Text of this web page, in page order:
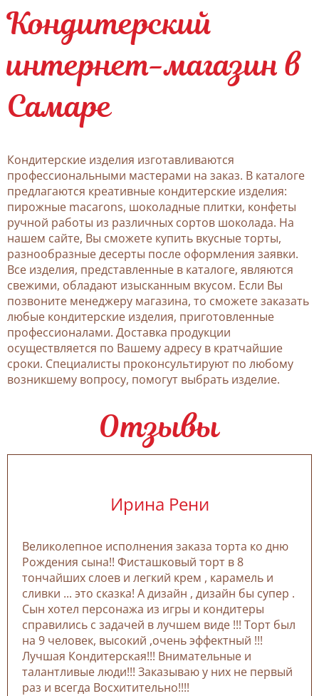
Кондитерский
интернет-магазин в
Самаре
Кондитерские изделия изготавливаются
профессиональными мастерами на заказ. В каталоге
предлагаются креативные кондитерские изделия:
пирожные macarons, шоколадные плитки, конфеты
ручной работы из различных сортов шоколада. На
нашем сайте, Вы сможете купить вкусные торты,
разнообразные десерты после оформления заявки.
Все изделия, представленные в каталоге, являются
свежими, обладают изысканным вкусом. Если Вы
позвоните менеджеру магазина, то сможете заказать
любые кондитерские изделия, приготовленные
профессионалами. Доставка продукции
осуществляется по Вашему адресу в кратчайшие
сроки. Специалисты проконсультируют по любому
возникшему вопросу, помогут выбрать изделие.
Отзывы
Ирина Рени
Великолепное исполнения заказа торта ко дню
Рождения сына!! Фисташковый торт в 8
тончайших слоев и легкий крем , карамель и
сливки ... это сказка! А дизайн , дизайн бы супер .
Сын хотел персонажа из игры и кондитеры
справились с задачей в лучшем виде !!! Торт был
на 9 человек, высокий ,очень эффектный !!!
Лучшая Кондитерская!!! Внимательные и
талантливые люди!!! Заказываю у них не первый
раз и всегда Восхитительно!!!!